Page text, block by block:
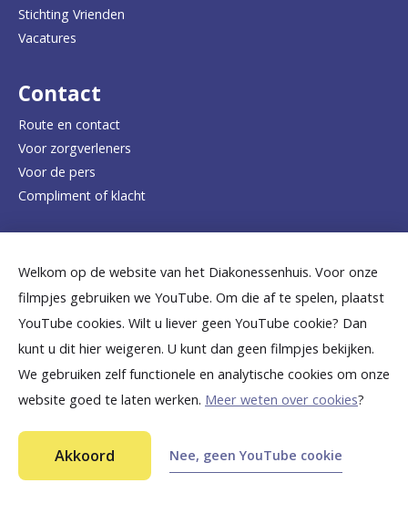
Welkom op de website van het Diakonessenhuis. Voor onze
filmpjes gebruiken we YouTube. Om die af te spelen, plaatst
YouTube cookies. Wilt u liever geen YouTube cookie? Dan
kunt u dit hier weigeren. U kunt dan geen filmpjes bekijken.
We gebruiken zelf functionele en analytische cookies om onze
website goed te laten werken. Meer weten over cookies?
Akkoord Nee, geen YouTube cookie
a
d
e
h
o
p
a
g
e
Stichting Vrienden
Vacatures
Contact
Route en contact
Voor zorgverleners
Voor de pers
Compliment of klacht
Dicht bij jou
B
e
k
k
B
e
k
j
k
B
e
k
B
e
k
j
B
e
k
j
Aansprakelijkheid
Toegankelijkheid